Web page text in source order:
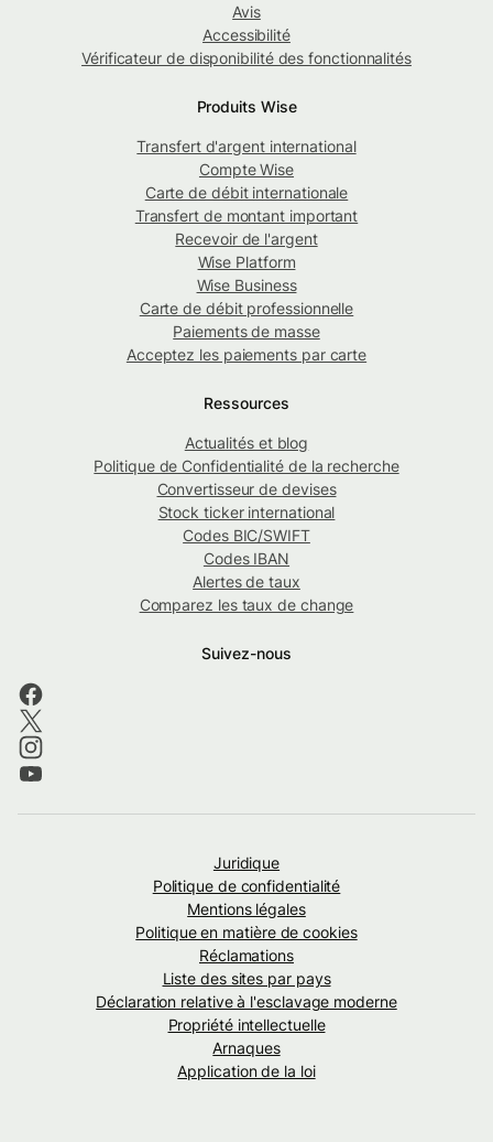
Avis
Accessibilité
Vérificateur de disponibilité des fonctionnalités
Produits Wise
Transfert d'argent international
Compte Wise
Carte de débit internationale
Transfert de montant important
Recevoir de l'argent
Wise Platform
Wise Business
Carte de débit professionnelle
Paiements de masse
Acceptez les paiements par carte
Ressources
Actualités et blog
Politique de Confidentialité de la recherche
Convertisseur de devises
Stock ticker international
Codes BIC/SWIFT
Codes IBAN
Alertes de taux
Comparez les taux de change
Suivez-nous
Juridique
Politique de confidentialité
Mentions légales
Politique en matière de cookies
Réclamations
Liste des sites par pays
Déclaration relative à l'esclavage moderne
Propriété intellectuelle
Arnaques
Application de la loi